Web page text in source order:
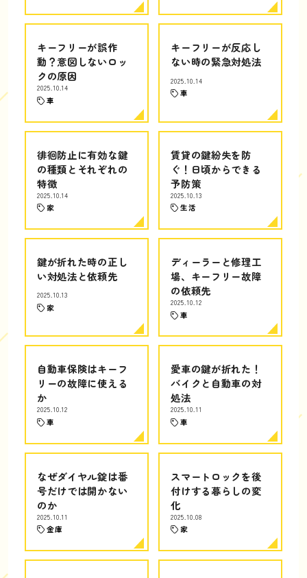
キーフリーが誤作
動？意図しないロッ
クの原因
2025.10.14
車
キーフリーが反応し
ない時の緊急対処法
2025.10.14
車
徘徊防止に有効な鍵
の種類とそれぞれの
特徴
2025.10.14
家
賃貸の鍵紛失を防
ぐ！日頃からできる
予防策
2025.10.13
生活
鍵が折れた時の正し
い対処法と依頼先
2025.10.13
家
ディーラーと修理工
場、キーフリー故障
の依頼先
2025.10.12
車
自動車保険はキーフ
リーの故障に使える
か
2025.10.12
車
愛車の鍵が折れた！
バイクと自動車の対
処法
2025.10.11
車
なぜダイヤル錠は番
号だけでは開かない
のか
2025.10.11
金庫
スマートロックを後
付けする暮らしの変
化
2025.10.08
家